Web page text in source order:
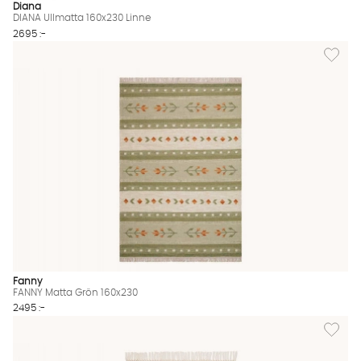
Diana
DIANA Ullmatta 160x230 Linne
2695 :-
Lägg
Fanny
FANNY Matta Grön 160x230
2495 :-
Lägg